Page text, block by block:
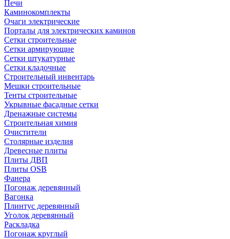
Печи
Каминокомплекты
Очаги электрические
Порталы для электрических каминов
Сетки строительные
Сетки армирующие
Сетки штукатурные
Сетки кладочные
Строительный инвентарь
Мешки строительные
Тенты строительные
Укрывные фасадные сетки
Дренажные системы
Строительная химия
Очистители
Столярные изделия
Древесные плиты
Плиты ДВП
Плиты OSB
Фанера
Погонаж деревянный
Вагонка
Плинтус деревянный
Уголок деревянный
Раскладка
Погонаж круглый